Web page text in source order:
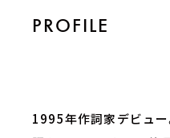
PROFILE
1995年作詞家デビュ